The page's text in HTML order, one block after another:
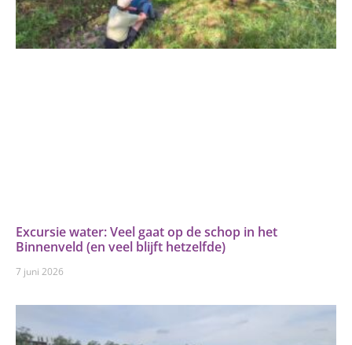
Excursie water: Veel gaat op de schop in het
Binnenveld (en veel blijft hetzelfde)
7 juni 2026